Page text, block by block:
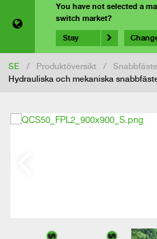
You have not selected a
switch market?
Stay
SE / Produktöversikt /
Hydrauliska och mekaniska